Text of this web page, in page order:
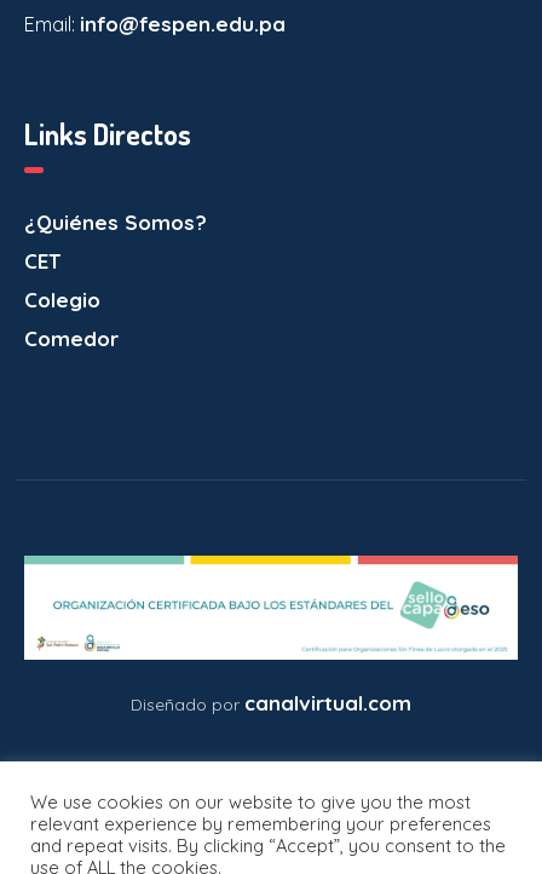
Email: info@fespen.edu.pa
Links Directos
¿Quiénes Somos?
CET
Colegio
Comedor
Diseñado por canalvirtual.com
We use cookies on our website to give you the most
relevant experience by remembering your preferences
and repeat visits. By clicking “Accept”, you consent to the
use of ALL the cookies.